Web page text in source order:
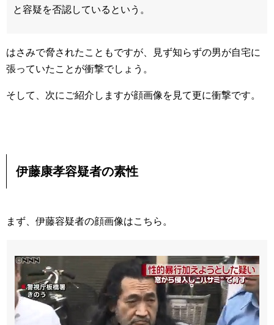
と容疑を否認しているという。
はさみで脅されたこともですが、見ず知らずの男が自宅に
張っていたことが衝撃でしょう。
そして、次にご紹介しますが顔画像を見て更に衝撃です。
伊藤康孝容疑者の素性
まず、伊藤容疑者の顔画像はこちら。